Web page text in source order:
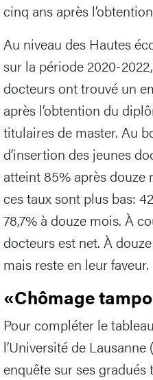
cinq ans après
Au niveau des Hautes
sur la période 2020-
docteurs ont trouvé un
après l’obtention du
titulaires de master. Au
d’insertion des jeunes
atteint 85% après douze
ces taux sont plus bas:
78,7% à douze mois. À
docteurs est net. À
mais reste en leur faveur.
«Chômage
Pour compléter le
l’Université de
enquête sur ses gradués